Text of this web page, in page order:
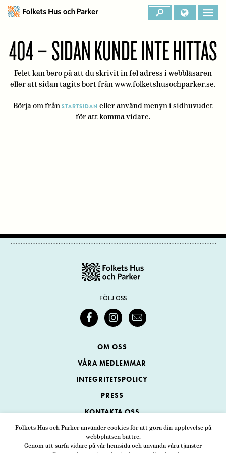
Folkets Hus och Parker använder cookies för att göra din upplevelse på
webbplatsen bättre.
Genom att surfa vidare på vår hemsida och använda våra tjänster
404 – SIDAN KUNDE INTE HITTAS
Felet kan bero på att du skrivit in fel adress i webbläsaren
eller att sidan tagits bort från www.folketshusochparker.se.
Börja om från STARTSIDAN eller använd menyn i sidhuvudet
för att komma vidare.
FÖLJ OSS
OM OSS
VÅRA MEDLEMMAR
INTEGRITETSPOLICY
PRESS
KONTAKTA OSS
Folkets Hus och Parker